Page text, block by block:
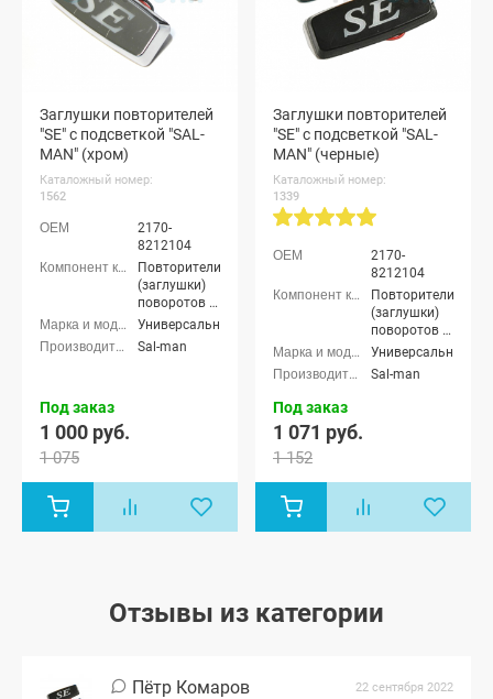
Заглушки повторителей
"SE" с подсветкой "SAL-
MAN" (хром)
Каталожный номер:
1562
2170-
8212104
Повторители
(заглушки)
поворотов в
крылья
Универсальные
Sal-man
Под заказ
1 000 руб.
1 075
Заглушки повторителей
"SE" с подсветкой "SAL-
MAN" (черные)
Каталожный номер:
1339
2170-
8212104
Повторители
(заглушки)
поворотов в
крылья
Универсальные
Sal-man
Под заказ
1 071 руб.
1 152
Отзывы из категории
Пётр Комаров 22 сентября 2022